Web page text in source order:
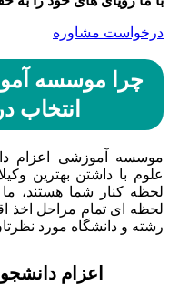
درخواست مشاوره
چرا موسسه
موسسه آموزشی اعزام
علوم با داشتن بهترین
لحظه کنار شما هستند،
لحظه ای تمام مراحل اخذ
رشته و دانشگاه مورد
اعزام